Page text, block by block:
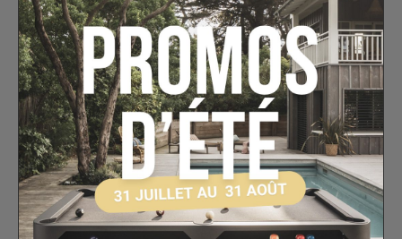
Ce plateau vous permettra de loger et de
transporter les 22 billes de votre jeu de
billard Snooker.
Un emplacement est également prévu
pour ranger 2 craies.
Voir l'attestation de confiance
Avis soumis à un contrôle